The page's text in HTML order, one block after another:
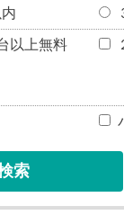
以上無料